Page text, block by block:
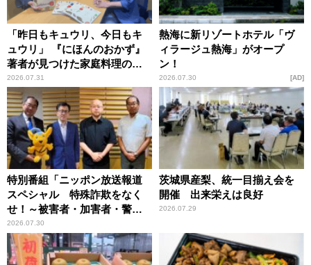
「昨日もキュウリ、今日もキ
ュウリ」 『にほんのおかず』
著者が見つけた家庭料理の知
恵
2026.07.31
熱海に新リゾートホテル「ヴ
ィラージュ熱海」がオープ
ン！
2026.07.30 AD
特別番組「ニッポン放送報道
スペシャル 特殊詐欺をなく
せ！～被害者・加害者・警視
庁が語るトクリュウの実態
～」放送
2026.07.30
茨城県産梨、統一目揃え会を
開催 出来栄えは良好
2026.07.29